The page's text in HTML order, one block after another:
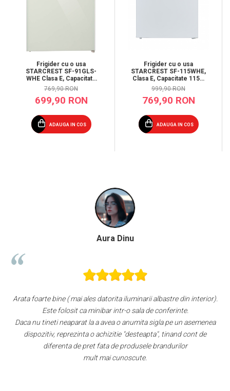
Frigider cu o usa
STARCREST SF-91GLS-
WHE Clasa E, Capacitate
91L, Iluminare interioara,
H 83 cm, Sticla Alba
769,90 RON
699,90 RON
ADAUGA IN COS
Frigider cu o usa
STARCREST SF-115WHE,
Clasa E, Capacitate 115L,
Iluminare interioara, H
84.7 cm, Alb
999,90 RON
769,90 RON
ADAUGA IN COS
din interior).
asemenea
cont de
Paula Chiriac
Super!
Aspect foarte plăcut.
Răcește foarte bine pe treapta 3.
Faptul că grătarul metalic se poate poziționa mai sus
este, după părerea mea, un avantaj. Apa plată la 0,5L nu
ușă. Am atașat fotografii.